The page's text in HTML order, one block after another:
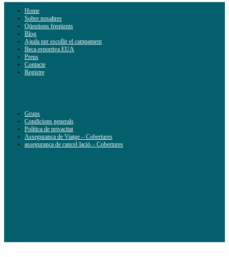
Home
Sobre nosaltres
Qüestions freqüents
Blog
Ajuda per escollir el campament
Beca esportiva EUA
Preus
Contacte
Registre
Grups
Condicions generals
Política de privacitat
Assegurança de Viatge – Cobertures
assegurança de cancel·lació – Cobertures